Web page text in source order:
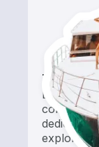
Tours
Explora
con un
dedicado